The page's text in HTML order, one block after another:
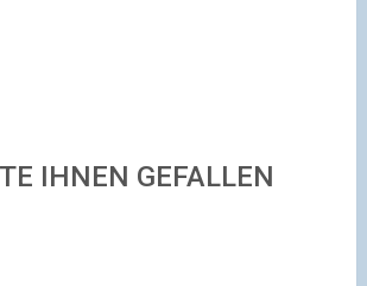
IHNEN GEFALLEN